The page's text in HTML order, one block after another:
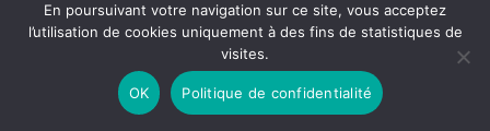
En poursuivant votre navigation sur ce site, vous acceptez
l’utilisation de cookies uniquement à des fins de statistiques de
visites.
OK Politique de confidentialité